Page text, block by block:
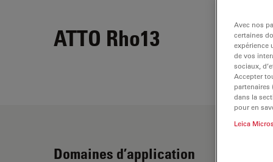
ATTO Rho13
Domaines d’application
Avec nos
certaines
expérience
de vos
sociaux,
Accepter
partenaires
dans la
pour en
Leica